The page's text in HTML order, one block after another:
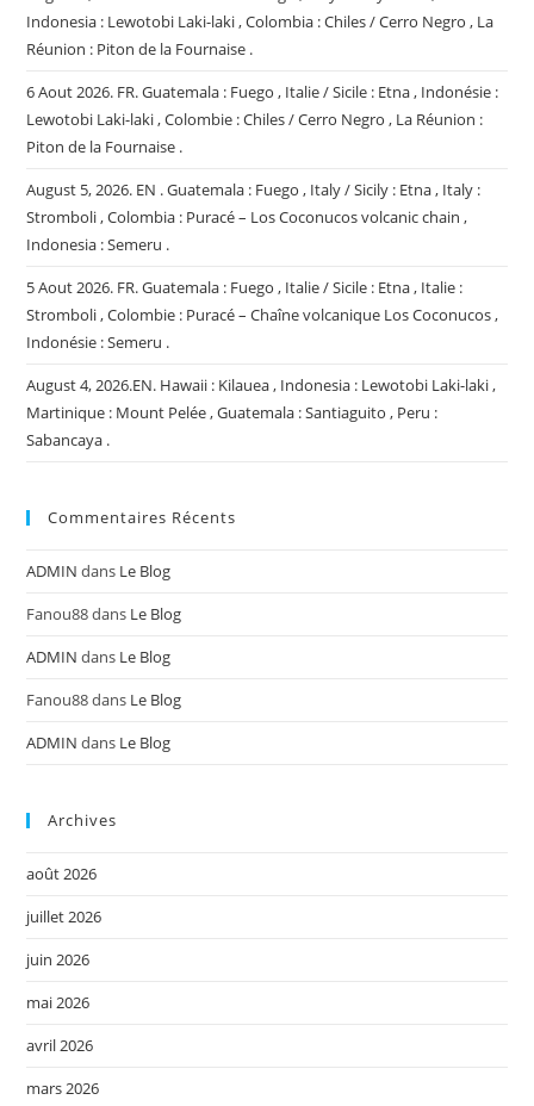
Indonesia : Lewotobi Laki-laki , Colombia : Chiles / Cerro Negro , La
Réunion : Piton de la Fournaise .
6 Aout 2026. FR. Guatemala : Fuego , Italie / Sicile : Etna , Indonésie :
Lewotobi Laki-laki , Colombie : Chiles / Cerro Negro , La Réunion :
Piton de la Fournaise .
August 5, 2026. EN . Guatemala : Fuego , Italy / Sicily : Etna , Italy :
Stromboli , Colombia : Puracé – Los Coconucos volcanic chain ,
Indonesia : Semeru .
5 Aout 2026. FR. Guatemala : Fuego , Italie / Sicile : Etna , Italie :
Stromboli , Colombie : Puracé – Chaîne volcanique Los Coconucos ,
Indonésie : Semeru .
August 4, 2026.EN. Hawaii : Kilauea , Indonesia : Lewotobi Laki-laki ,
Martinique : Mount Pelée , Guatemala : Santiaguito , Peru :
Sabancaya .
Commentaires Récents
ADMIN dans Le Blog
Fanou88dans Le Blog
ADMIN dans Le Blog
Fanou88dans Le Blog
ADMIN dans Le Blog
Archives
août 2026
juillet 2026
juin 2026
mai 2026
avril 2026
mars 2026